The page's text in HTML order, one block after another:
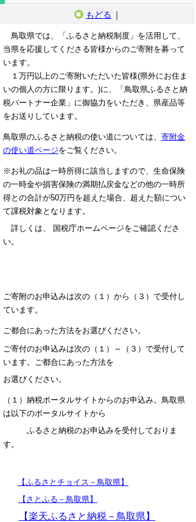
もどる ｜
鳥取県では、「ふるさと納税制度」を活用して、
当県を応援してくださる皆様からのご寄附を募って
います。
１万円以上のご寄附いただいた皆様(県外にお住ま
いの個人の方に限ります。)に、「鳥取県ふるさと納
税パートナー企業」に御協力をいただき、県産品等
をお送りしています。
鳥取県のふるさと納税の使い道については、 寄附金
の使い道ページをご覧ください。
※お礼の品は一時所得に該当しますので、生命保険
の一時金や損害保険の満期払戻金などの他の一時所
得との合計が50万円を超えた場合、超えた額につい
て課税対象となります。
詳しくは、 国税庁ホームページをご確認くださ
い。
ご寄附のお申込みは次の（１）から（３）で受付し
ています。
ご都合にあった方法をお選びください。
ご寄付のお申込みは次の（１）～（３）で受付して
います。ご都合にあった方法を
お選びください。
（１）納税ポータルサイトからのお申込み。鳥取県
は以下のポータルサイトから
ふるさと納税のお申込みを受付しておりま
す。
【ふるさとチョイス－鳥取県】
【さとふる－鳥取県】
【楽天ふるさと納税－鳥取県】